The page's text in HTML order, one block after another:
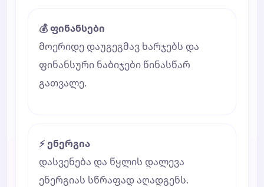
💰 ფინანსები
მოერიდე დაუგეგმავ ხარჯებს და
ფინანსური ნაბიჯები წინასწარ
გათვალე.
⚡ ენერგია
დასვენება და წყლის დალევა
ენერგიას სწრაფად აღადგენს.